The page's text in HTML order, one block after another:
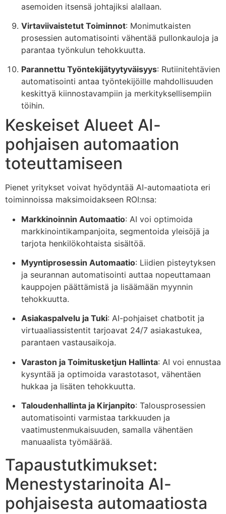
asemoiden itsensä johtajiksi alallaan.
Virtaviivaistetut Toiminnot: Monimutkaisten
prosessien automatisointi vähentää pullonkauloja ja
parantaa työnkulun tehokkuutta.
Parannettu Työntekijätyytyväisyys: Rutiinitehtävien
automatisointi antaa työntekijöille mahdollisuuden
keskittyä kiinnostavampiin ja merkityksellisempiin
töihin.
Keskeiset Alueet AI-
pohjaisen automaation
toteuttamiseen
Pienet yritykset voivat hyödyntää AI-automaatiota eri
toiminnoissa maksimoidakseen ROI:nsa:
Markkinoinnin Automaatio: AI voi optimoida
markkinointikampanjoita, segmentoida yleisöjä ja
tarjota henkilökohtaista sisältöä.
Myyntiprosessin Automaatio: Liidien pisteytyksen
ja seurannan automatisointi auttaa nopeuttamaan
kauppojen päättämistä ja lisäämään myynnin
tehokkuutta.
Asiakaspalvelu ja Tuki: AI-pohjaiset chatbotit ja
virtuaaliassistentit tarjoavat 24/7 asiakastukea,
parantaen vastausaikoja.
Varaston ja Toimitusketjun Hallinta: AI voi ennustaa
kysyntää ja optimoida varastotasot, vähentäen
hukkaa ja lisäten tehokkuutta.
Taloudenhallinta ja Kirjanpito: Talousprosessien
automatisointi varmistaa tarkkuuden ja
vaatimustenmukaisuuden, samalla vähentäen
manuaalista työmäärää.
Tapaustutkimukset:
Menestystarinoita AI-
pohjaisesta automaatiosta